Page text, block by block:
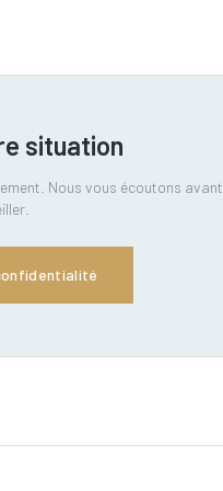
situation
Nous vous écoutons